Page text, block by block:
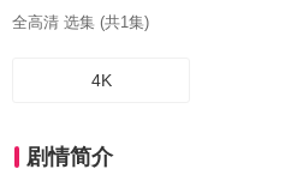
全高清 选集 (共1集)
4K
剧情简介